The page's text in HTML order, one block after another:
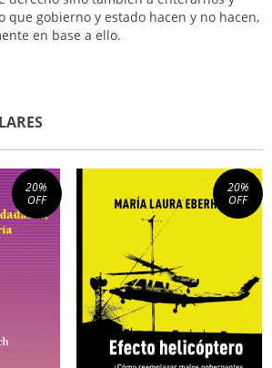
que gobierno y estado hacen y no hacen,
en base a ello.
20%
OFF
20%
OFF